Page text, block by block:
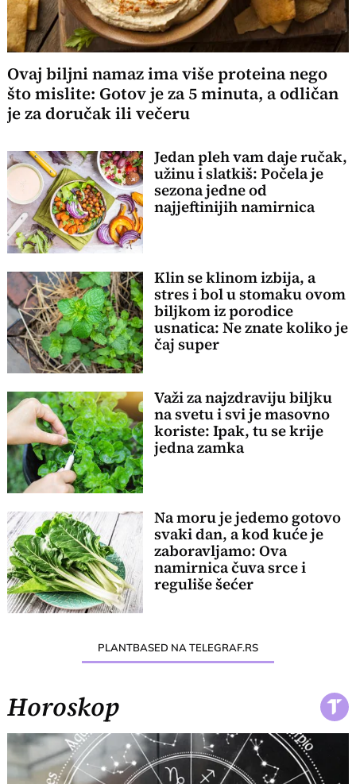
Ovaj biljni namaz ima više proteina nego
što mislite: Gotov je za 5 minuta, a odličan
je za doručak ili večeru
Jedan pleh vam daje ručak,
užinu i slatkiš: Počela je
sezona jedne od
najjeftinijih namirnica
Klin se klinom izbija, a
stres i bol u stomaku ovom
biljkom iz porodice
usnatica: Ne znate koliko je
čaj super
Važi za najzdraviju biljku
na svetu i svi je masovno
koriste: Ipak, tu se krije
jedna zamka
Na moru je jedemo gotovo
svaki dan, a kod kuće je
zaboravljamo: Ova
namirnica čuva srce i
reguliše šećer
PLANTBASED NA TELEGRAF.RS
Horoskop